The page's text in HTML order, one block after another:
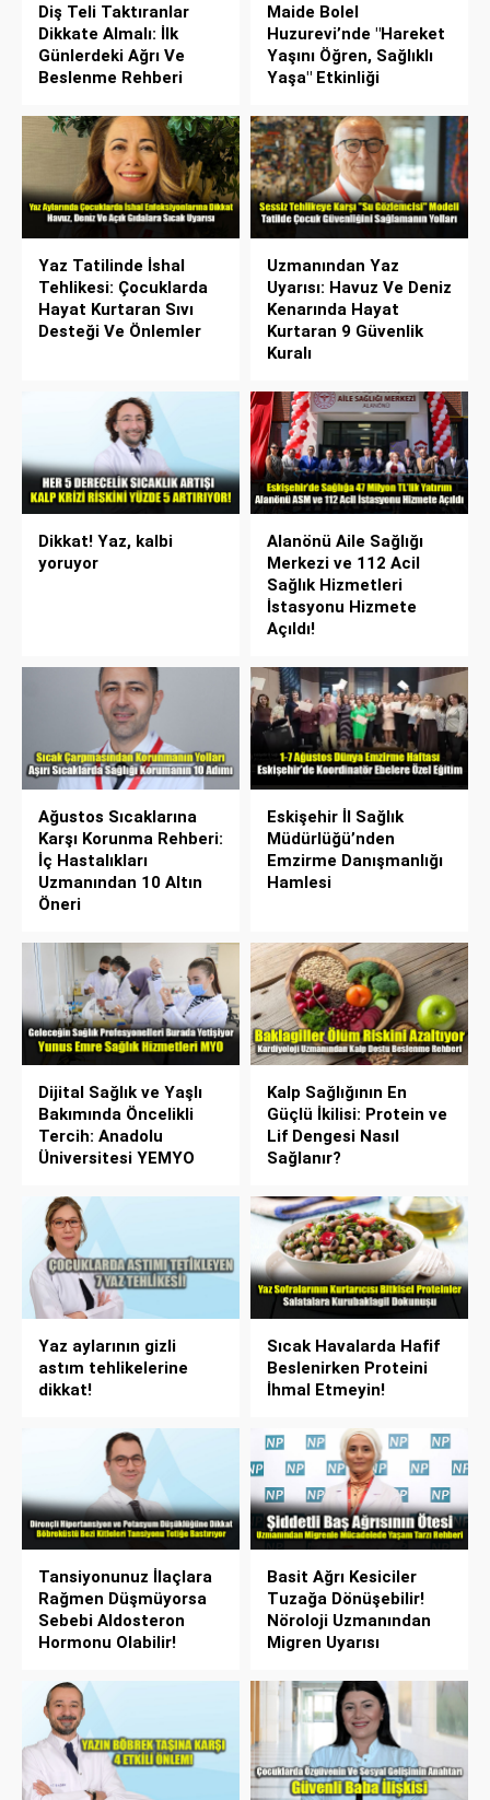
Diş Teli Taktıranlar
Dikkate Almalı: İlk
Günlerdeki Ağrı Ve
Beslenme Rehberi
Maide Bolel
Huzurevi’nde "Hareket
Yaşını Öğren, Sağlıklı
Yaşa" Etkinliği
Yaz Tatilinde İshal
Tehlikesi: Çocuklarda
Hayat Kurtaran Sıvı
Desteği Ve Önlemler
Uzmanından Yaz
Uyarısı: Havuz Ve Deniz
Kenarında Hayat
Kurtaran 9 Güvenlik
Kuralı
Dikkat! Yaz, kalbi
yoruyor
Alanönü Aile Sağlığı
Merkezi ve 112 Acil
Sağlık Hizmetleri
İstasyonu Hizmete
Açıldı!
Ağustos Sıcaklarına
Karşı Korunma Rehberi:
İç Hastalıkları
Uzmanından 10 Altın
Öneri
Eskişehir İl Sağlık
Müdürlüğü’nden
Emzirme Danışmanlığı
Hamlesi
Dijital Sağlık ve Yaşlı
Bakımında Öncelikli
Tercih: Anadolu
Üniversitesi YEMYO
Kalp Sağlığının En
Güçlü İkilisi: Protein ve
Lif Dengesi Nasıl
Sağlanır?
Yaz aylarının gizli
astım tehlikelerine
dikkat!
Sıcak Havalarda Hafif
Beslenirken Proteini
İhmal Etmeyin!
Tansiyonunuz İlaçlara
Rağmen Düşmüyorsa
Sebebi Aldosteron
Hormonu Olabilir!
Basit Ağrı Kesiciler
Tuzağa Dönüşebilir!
Nöroloji Uzmanından
Migren Uyarısı